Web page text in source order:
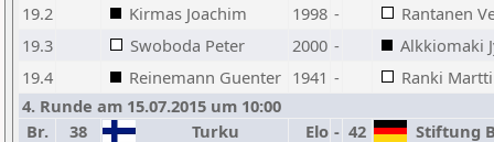
19.2
Kirmas Joachim 1998 -
Rantanen
19.3
Swoboda Peter 2000 -
Alkkiomaki
19.4
Reinemann Guenter 1941 -
Ranki Martti
4. Runde am 15.07.2015 um 10:00
Br.
38 Turku Elo - 42
Stiftung